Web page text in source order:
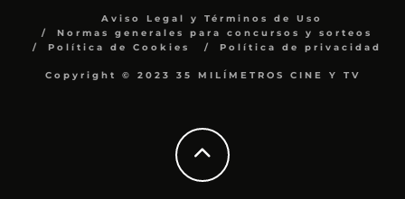
Aviso Legal y Términos de Uso
Normas generales para concursos y sorteos
Política de Cookies
Política de privacidad
Copyright © 2023 35 MILÍMETROS CINE Y TV